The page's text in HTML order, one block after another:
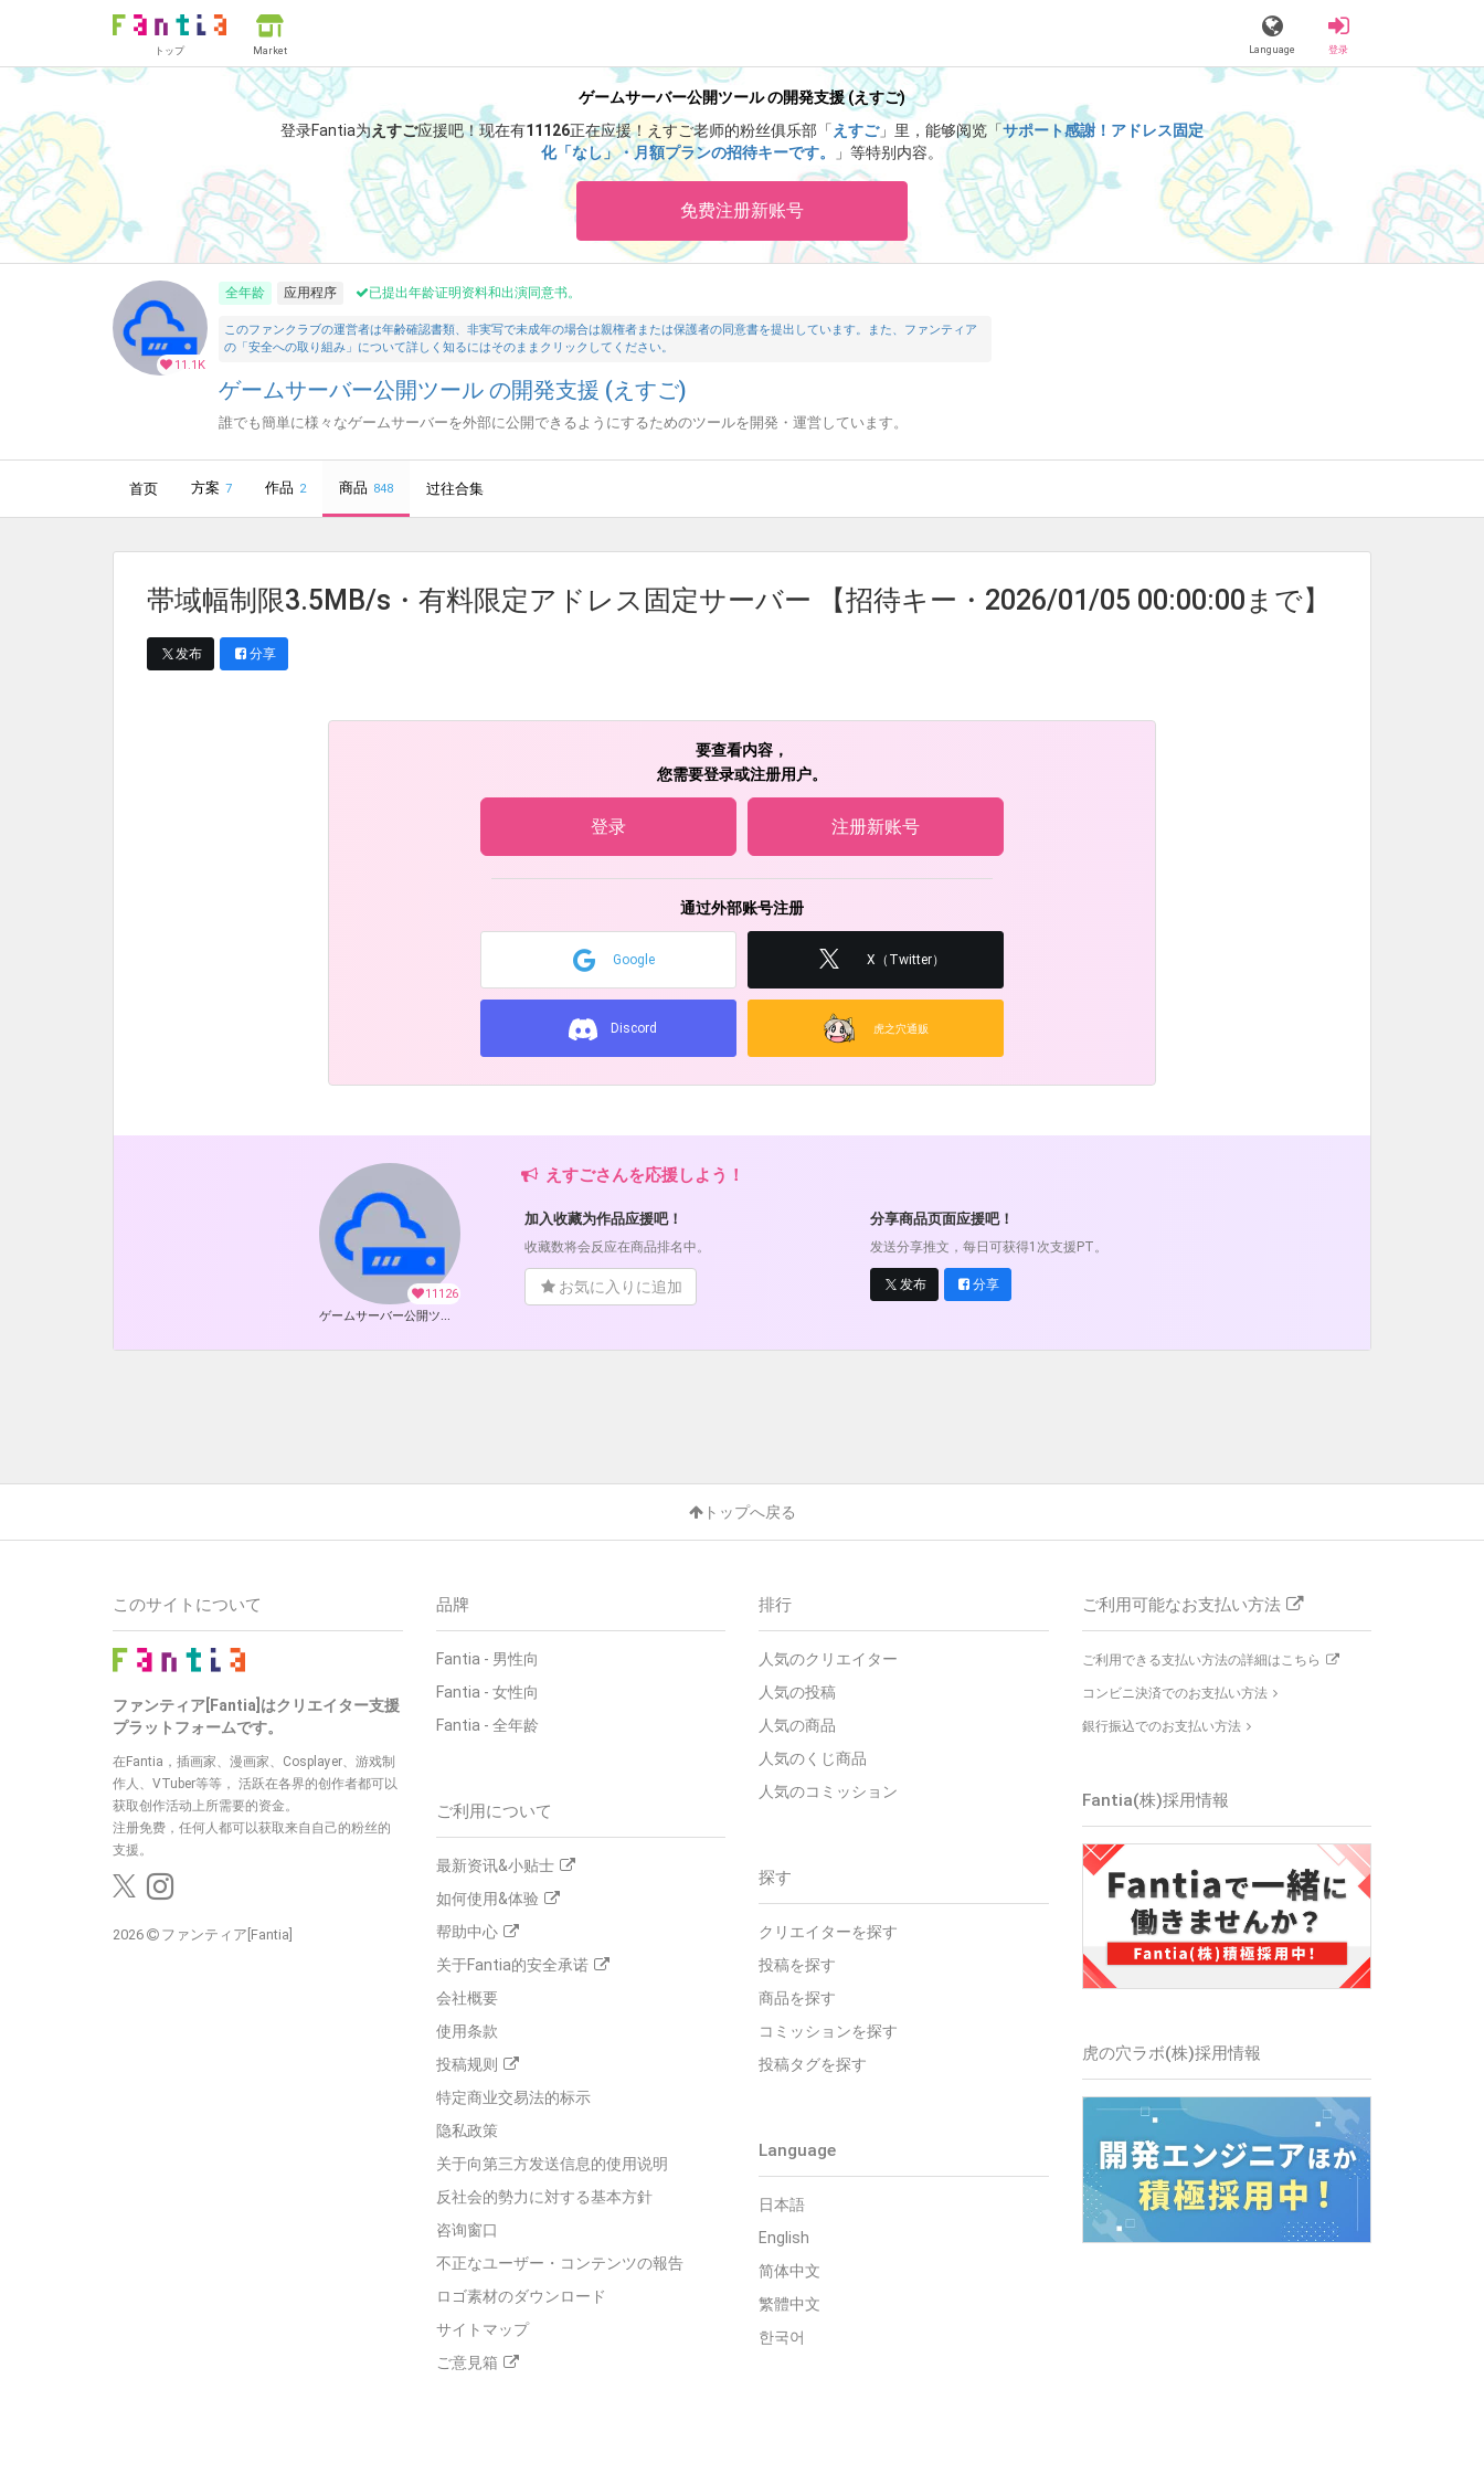
トップ Market Language 登录
ゲームサーバー公開ツール の開発支援 (えすご)
登录Fantia为えすご应援吧！现在有11126正在应援！ えすご老师的粉丝俱乐部「 えすご」里，能够阅览「サポート感謝！アドレス固定
化「なし」・月額プランの招待キーです。
」等特别内容。
免费注册新账号
11.1K
全年龄 应用程序 已提出年龄证明资料和出演同意书。
このファンクラブの運営者は年齢確認書類、非実写で未成年の場合は親権者または保護者の同意書を提出しています。また、ファンティア
の「安全への取り組み」について詳しく知るにはそのままクリックしてください。
ゲームサーバー公開ツール の開発支援 (えすご)
誰でも簡単に様々なゲームサーバーを外部に公開できるようにするためのツールを開発・運営しています。
首页 方案 7 作品 2 商品 848 过往合集
帯域幅制限3.5MB/s・有料限定アドレス固定サーバー 【招待キー・2026/01/05 00:00:00まで】
发布 分享
要查看内容，
您需要登录或注册用户。
登录 注册新账号
通过外部账号注册
Google X（Twitter）
Discord 虎之穴通贩
11126
ゲームサーバー公開ツール の開発支援
えすごさんを応援しよう！
加入收藏为作品应援吧！
收藏数将会反应在商品排名中。
お気に入りに追加
分享商品页面应援吧！
发送分享推文，每日可获得1次支援PT。
发布 分享
トップへ戻る
品牌
Fantia - 男性向
Fantia - 女性向
Fantia - 全年龄
ご利用について
最新资讯&小贴士
如何使用&体验
帮助中心
关于Fantia的安全承诺
会社概要
使用条款
投稿规则
特定商业交易法的标示
隐私政策
关于向第三方发送信息的使用说明
反社会的勢力に対する基本方針
咨询窗口
不正なユーザー・コンテンツの報告
ロゴ素材のダウンロード
サイトマップ
ご意見箱
排行
人気のクリエイター
人気の投稿
人気の商品
人気のくじ商品
人気のコミッション
探す
クリエイターを探す
投稿を探す
商品を探す
コミッションを探す
投稿タグを探す
Language
日本語
English
简体中文
繁體中文
한국어
ご利用可能なお支払い方法
ご利用できる支払い方法の詳細はこちら
コンビニ決済でのお支払い方法
銀行振込でのお支払い方法
Fantia(株)採用情報
虎の穴ラボ(株)採用情報
このサイトについて
ファンティア[Fantia]はクリエイター支援
プラットフォームです。
在Fantia，插画家、漫画家、Cosplayer、游戏制
作人、VTuber等等， 活跃在各界的创作者都可以
获取创作活动上所需要的资金。
注册免费，任何人都可以获取来自自己的粉丝的
支援。
2026 ファンティア[Fantia]